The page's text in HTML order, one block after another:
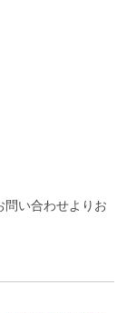
い合わせよりお